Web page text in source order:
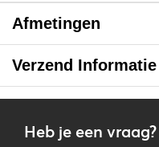
Afmetingen
Verzend Informatie
Heb je een vraag?